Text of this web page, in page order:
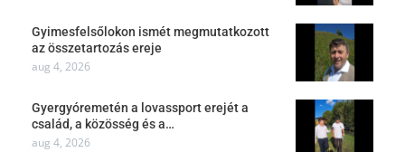
Gyimesfelsőlokon ismét megmutatkozott
az összetartozás ereje
aug 4, 2026
Gyergyóremetén a lovassport erejét a
család, a közösség és a…
aug 4, 2026